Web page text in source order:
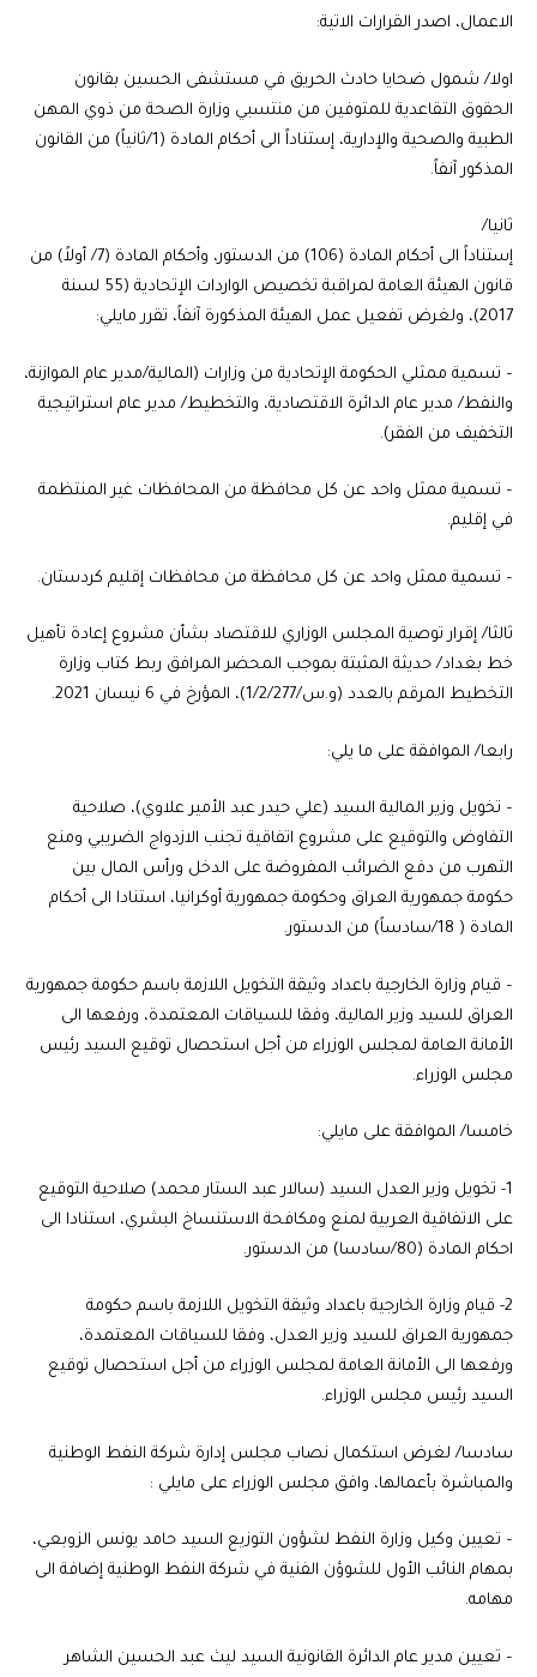
الاعمال، اصدر القرارات الاتية:
اولا/ شمول ضحايا حادث الحريق في مستشفى الحسين بقانون
الحقوق التقاعدية للمتوفين من منتسبي وزارة الصحة من ذوي المهن
الطبية والصحية والإدارية، إستناداً الى أحكام المادة (1/ثانياً) من القانون
المذكور آنفاً.
ثانيا/
إستناداً الى أحكام المادة (106) من الدستور، وأحكام المادة (7/ أولاً) من
قانون الهيئة العامة لمراقبة تخصيص الواردات الإتحادية (55 لسنة
2017)، ولغرض تفعيل عمل الهيئة المذكورة آنفاً، تقرر مايلي:
– تسمية ممثلي الحكومة الإتحادية من وزارات (المالية/مدير عام الموازنة،
والنفط/ مدير عام الدائرة الاقتصادية، والتخطيط/ مدير عام استراتيجية
التخفيف من الفقر).
– تسمية ممثل واحد عن كل محافظة من المحافظات غير المنتظمة
في إقليم.
– تسمية ممثل واحد عن كل محافظة من محافظات إقليم كردستان.
ثالثا/ إقرار توصية المجلس الوزاري للاقتصاد بشأن مشروع إعادة تأهيل
خط بغداد/ حديثة المثبتة بموجب المحضر المرافق ربط كتاب وزارة
التخطيط المرقم بالعدد (و.س/1/2/277)، المؤرخ في 6 نيسان 2021.
رابعا/ الموافقة على ما يلي:
– تخويل وزير المالية السيد (علي حيدر عبد الأمير علاوي)، صلاحية
التفاوض والتوقيع على مشروع اتفاقية تجنب الازدواج الضريبي ومنع
التهرب من دفع الضرائب المفروضة على الدخل ورأس المال بين
حكومة جمهورية العراق وحكومة جمهورية أوكرانيا، استنادا الى أحكام
المادة ( 18/سادساً) من الدستور.
– قيام وزارة الخارجية باعداد وثيقة التخويل اللازمة باسم حكومة جمهورية
العراق للسيد وزير المالية، وفقا للسياقات المعتمدة، ورفعها الى
الأمانة العامة لمجلس الوزراء من أجل استحصال توقيع السيد رئيس
مجلس الوزراء.
خامسا/ الموافقة على مايلي:
1- تخويل وزير العدل السيد (سالار عبد الستار محمد) صلاحية التوقيع
على الاتفاقية العربية لمنع ومكافحة الاستنساخ البشري، استنادا الى
احكام المادة (80/سادسا) من الدستور.
2- قيام وزارة الخارجية باعداد وثيقة التخويل اللازمة باسم حكومة
جمهورية العراق للسيد وزير العدل، وفقا للسياقات المعتمدة،
ورفعها الى الأمانة العامة لمجلس الوزراء من أجل استحصال توقيع
السيد رئيس مجلس الوزراء.
سادسا/ لغرض استكمال نصاب مجلس إدارة شركة النفط الوطنية
والمباشرة بأعمالها، وافق مجلس الوزراء على مايلي :
– تعيين وكيل وزارة النفط لشؤون التوزيع السيد حامد يونس الزوبعي،
بمهام النائب الأول للشوؤن الفنية في شركة النفط الوطنية إضافة الى
مهامه.
– تعيين مدير عام الدائرة القانونية السيد ليث عبد الحسين الشاهر